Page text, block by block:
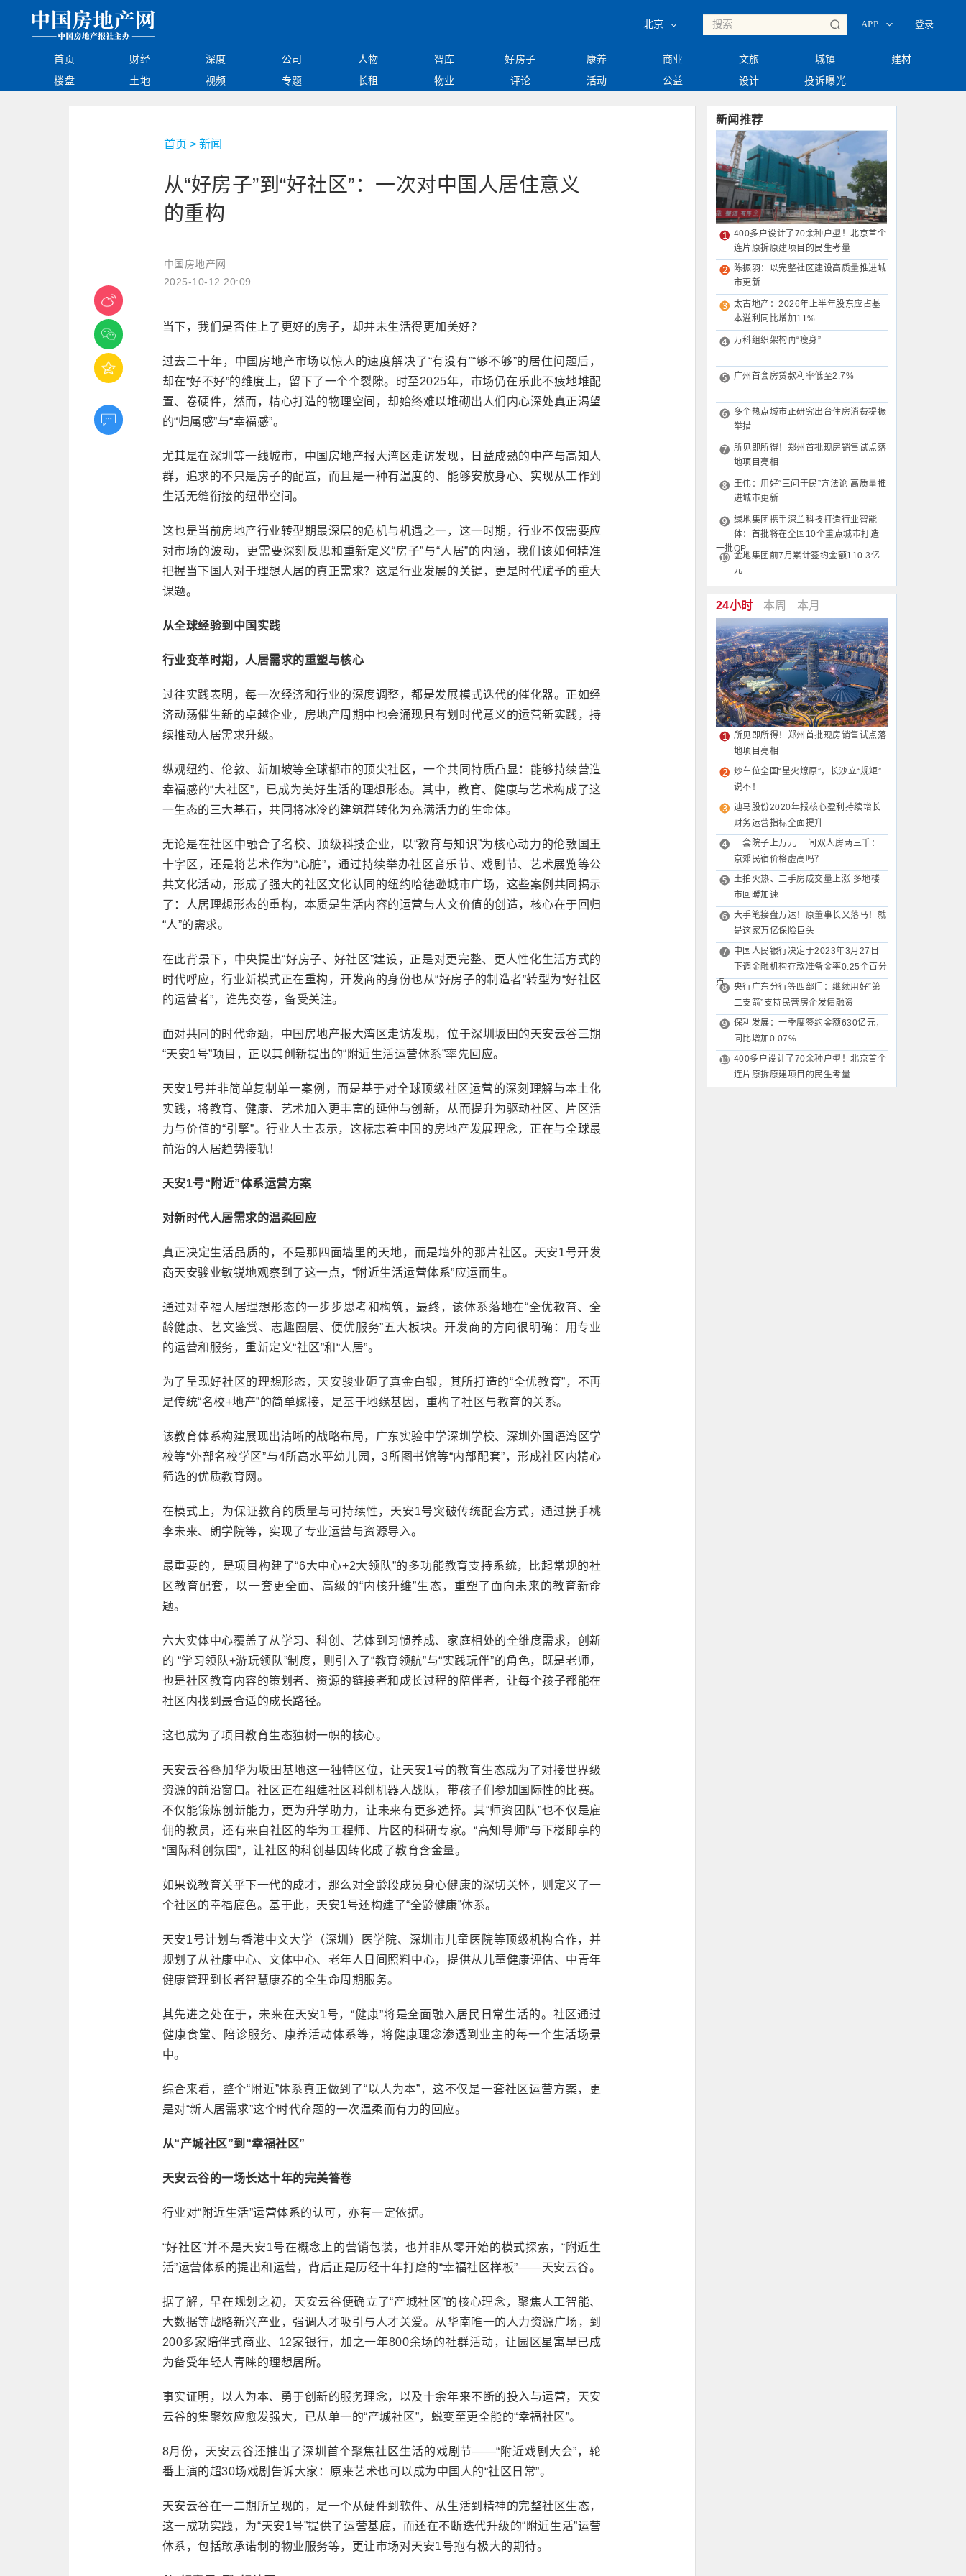
登录
APP ◇
北京 ◇
首页 财经 深度 公司 人物 智库 好房子 康养 商业 文旅 城镇
建材
楼盘
土地 视频 专题 长租 物业 评论 活动 公益 设计 投诉曝光
首页 > 新闻
从“好房子”到“好社区”：一次对中国人居住意义
的重构
中国房地产网
2025-10-12 20:09
当下，我们是否住上了更好的房子，却并未生活得更加美好？
过去二十年，中国房地产市场以惊人的速度解决了“有没有”“够不够”的居住问题后，
却在“好不好”的维度上，留下了一个个裂隙。时至2025年，市场仍在乐此不疲地堆配
置、卷硬件，然而，精心打造的物理空间，却始终难以堆砌出人们内心深处真正渴望
的“归属感”与“幸福感”。
尤其是在深圳等一线城市，中国房地产报大湾区走访发现，日益成熟的中产与高知人
群，追求的不只是房子的配置，而且是一种有温度的、能够安放身心、实现从工作到
生活无缝衔接的纽带空间。
这也是当前房地产行业转型期最深层的危机与机遇之一，这一时期，行业不仅需要应
对市场的波动，更需要深刻反思和重新定义“房子”与“人居”的内涵，我们该如何精准
把握当下国人对于理想人居的真正需求？这是行业发展的关键，更是时代赋予的重大
课题。
从全球经验到中国实践
行业变革时期，人居需求的重塑与核心
过往实践表明，每一次经济和行业的深度调整，都是发展模式迭代的催化器。正如经
济动荡催生新的卓越企业，房地产周期中也会涌现具有划时代意义的运营新实践，持
续推动人居需求升级。
纵观纽约、伦敦、新加坡等全球都市的顶尖社区，一个共同特质凸显：能够持续营造
幸福感的“大社区”，已成为美好生活的理想形态。其中，教育、健康与艺术构成了这
一生态的三大基石，共同将冰冷的建筑群转化为充满活力的生命体。
无论是在社区中融合了名校、顶级科技企业，以“教育与知识”为核心动力的伦敦国王
十字区，还是将艺术作为“心脏”，通过持续举办社区音乐节、戏剧节、艺术展览等公
共文化活动，形成了强大的社区文化认同的纽约哈德逊城市广场，这些案例共同揭示
了：人居理想形态的重构，本质是生活内容的运营与人文价值的创造，核心在于回归
“人”的需求。
在此背景下，中央提出“好房子、好社区”建设，正是对更完整、更人性化生活方式的
时代呼应，行业新模式正在重构，开发商的身份也从“好房子的制造者”转型为“好社区
的运营者”，谁先交卷，备受关注。
面对共同的时代命题，中国房地产报大湾区走访发现，位于深圳坂田的天安云谷三期
“天安1号”项目，正以其创新提出的“附近生活运营体系”率先回应。
天安1号并非简单复制单一案例，而是基于对全球顶级社区运营的深刻理解与本土化
实践，将教育、健康、艺术加入更丰富的延伸与创新，从而提升为驱动社区、片区活
力与价值的“引擎”。行业人士表示，这标志着中国的房地产发展理念，正在与全球最
前沿的人居趋势接轨！
天安1号“附近”体系运营方案
对新时代人居需求的温柔回应
真正决定生活品质的，不是那四面墙里的天地，而是墙外的那片社区。天安1号开发
商天安骏业敏锐地观察到了这一点，“附近生活运营体系”应运而生。
通过对幸福人居理想形态的一步步思考和构筑，最终，该体系落地在“全优教育、全
龄健康、艺文鉴赏、志趣圈层、便优服务”五大板块。开发商的方向很明确：用专业
的运营和服务，重新定义“社区”和“人居”。
为了呈现好社区的理想形态，天安骏业砸了真金白银，其所打造的“全优教育”，不再
是传统“名校+地产”的简单嫁接，是基于地缘基因，重构了社区与教育的关系。
该教育体系构建展现出清晰的战略布局，广东实验中学深圳学校、深圳外国语湾区学
校等“外部名校学区”与4所高水平幼儿园，3所图书馆等“内部配套”，形成社区内精心
筛选的优质教育网。
在模式上，为保证教育的质量与可持续性，天安1号突破传统配套方式，通过携手桃
李未来、朗学院等，实现了专业运营与资源导入。
最重要的，是项目构建了“6大中心+2大领队”的多功能教育支持系统，比起常规的社
区教育配套，以一套更全面、高级的“内核升维”生态，重塑了面向未来的教育新命
题。
六大实体中心覆盖了从学习、科创、艺体到习惯养成、家庭相处的全维度需求，创新
的 “学习领队+游玩领队”制度，则引入了“教育领航”与“实践玩伴”的角色，既是老师，
也是社区教育内容的策划者、资源的链接者和成长过程的陪伴者，让每个孩子都能在
社区内找到最合适的成长路径。
这也成为了项目教育生态独树一帜的核心。
天安云谷叠加华为坂田基地这一独特区位，让天安1号的教育生态成为了对接世界级
资源的前沿窗口。社区正在组建社区科创机器人战队，带孩子们参加国际性的比赛。
不仅能锻炼创新能力，更为升学助力，让未来有更多选择。其“师资团队”也不仅是雇
佣的教员，还有来自社区的华为工程师、片区的科研专家。“高知导师”与下楼即享的
“国际科创氛围”，让社区的科创基因转化成了教育含金量。
如果说教育关乎下一代的成才，那么对全龄段成员身心健康的深切关怀，则定义了一
个社区的幸福底色。基于此，天安1号还构建了“全龄健康”体系。
天安1号计划与香港中文大学（深圳）医学院、深圳市儿童医院等顶级机构合作，并
规划了从社康中心、文体中心、老年人日间照料中心，提供从儿童健康评估、中青年
健康管理到长者智慧康养的全生命周期服务。
其先进之处在于，未来在天安1号，“健康”将是全面融入居民日常生活的。社区通过
健康食堂、陪诊服务、康养活动体系等，将健康理念渗透到业主的每一个生活场景
中。
综合来看，整个“附近”体系真正做到了“以人为本”，这不仅是一套社区运营方案，更
是对“新人居需求”这个时代命题的一次温柔而有力的回应。
从“产城社区”到“幸福社区”
天安云谷的一场长达十年的完美答卷
行业对“附近生活”运营体系的认可，亦有一定依据。
“好社区”并不是天安1号在概念上的营销包装，也并非从零开始的模式探索，“附近生
活”运营体系的提出和运营，背后正是历经十年打磨的“幸福社区样板”——天安云谷。
据了解，早在规划之初，天安云谷便确立了“产城社区”的核心理念，聚焦人工智能、
大数据等战略新兴产业，强调人才吸引与人才关爱。从华南唯一的人力资源广场，到
200多家陪伴式商业、12家银行，加之一年800余场的社群活动，让园区星寓早已成
为备受年轻人青睐的理想居所。
事实证明，以人为本、勇于创新的服务理念，以及十余年来不断的投入与运营，天安
云谷的集聚效应愈发强大，已从单一的“产城社区”，蜕变至更全能的“幸福社区”。
8月份，天安云谷还推出了深圳首个聚焦社区生活的戏剧节——“附近戏剧大会”，轮
番上演的超30场戏剧告诉大家：原来艺术也可以成为中国人的“社区日常”。
天安云谷在一二期所呈现的，是一个从硬件到软件、从生活到精神的完整社区生态，
这一成功实践，为“天安1号”提供了运营基底，而还在不断迭代升级的“附近生活”运营
体系，包括敢承诺制的物业服务等，更让市场对天安1号抱有极大的期待。
新闻推荐
400多户设计了70余种户型！北京首个
连片原拆原建项目的民生考量
陈振羽：以完整社区建设高质量推进城
市更新
太古地产：2026年上半年股东应占基
本溢利同比增加11%
万科组织架构再“瘦身”
广州首套房贷款利率低至2.7%
多个热点城市正研究出台住房消费提振
举措
所见即所得！郑州首批现房销售试点落
地项目亮相
王伟：用好“三问于民”方法论 高质量推
进城市更新
绿地集团携手深兰科技打造行业智能
体：首批将在全国10个重点城市打造
一批OP
金地集团前7月累计签约金额110.3亿
元
24小时 本周 本月
所见即所得！郑州首批现房销售试点落
地项目亮相
炒车位全国“星火燎原”，长沙立“规矩”
说不！
迪马股份2020年报核心盈利持续增长
财务运营指标全面提升
一套院子上万元 一间双人房两三千：
京郊民宿价格虚高吗？
土拍火热、二手房成交量上涨 多地楼
市回暖加速
大手笔接盘万达！原董事长又落马！就
是这家万亿保险巨头
中国人民银行决定于2023年3月27日
下调金融机构存款准备金率0.25个百分
点
央行广东分行等四部门：继续用好“第
二支箭”支持民营房企发债融资
保利发展：一季度签约金额630亿元，
同比增加0.07%
400多户设计了70余种户型！北京首个
连片原拆原建项目的民生考量